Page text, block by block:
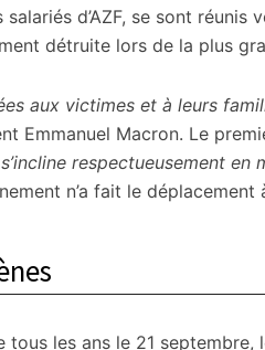
salariés d’AZF, se sont réunis
détruite lors de la plus
aux victimes et à leurs
Emmanuel Macron. Le
respectueusement en
n’a fait le déplacement
tous les ans le 21 septembre,